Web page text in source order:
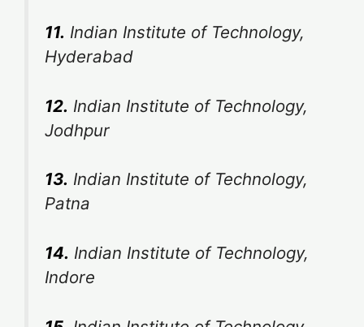
11. Indian Institute of Technology,
Hyderabad
12. Indian Institute of Technology,
Jodhpur
13. Indian Institute of Technology,
Patna
14. Indian Institute of Technology,
Indore